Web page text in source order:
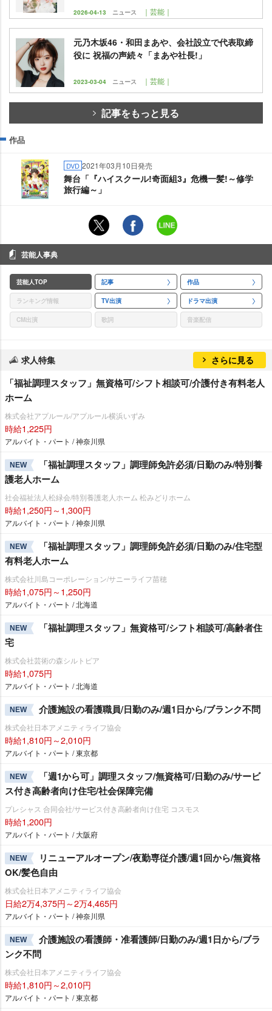
2026-04-13 ニュース ｜芸能｜
元乃木坂46・和田まあや、会社設立で代表取締
役に 祝福の声続々「まあや社長!」
2023-03-04 ニュース ｜芸能｜
記事をもっと見る
作品
DVD 2021年03月10日発売
舞台「『ハイスクール!奇面組3』危機一髪!～修学
旅行編～」
芸能人事典
芸能人TOP 記事 作品
ランキング情報 TV出演 ドラマ出演
CM出演 歌詞 音楽配信
求人特集 さらに見る
「福祉調理スタッフ」無資格可/シフト相談可/介護付き有料老人
ホーム
株式会社アプルール/アプルール横浜いずみ
時給1,225円
アルバイト・パート / 神奈川県
NEW
「福祉調理スタッフ」調理師免許必須/日勤のみ/特別養
護老人ホーム
社会福祉法人松緑会/特別養護老人ホーム 松みどりホーム
時給1,250円～1,300円
アルバイト・パート / 神奈川県
NEW
「福祉調理スタッフ」調理師免許必須/日勤のみ/住宅型
有料老人ホーム
株式会社川島コーポレーション/サニーライフ苗穂
時給1,075円～1,250円
アルバイト・パート / 北海道
NEW
「福祉調理スタッフ」無資格可/シフト相談可/高齢者住
宅
株式会社芸術の森シルトピア
時給1,075円
アルバイト・パート / 北海道
NEW 介護施設の看護職員/日勤のみ/週1日から/ブランク不問
株式会社日本アメニティライフ協会
時給1,810円～2,010円
アルバイト・パート / 東京都
NEW
「週1から可」調理スタッフ/無資格可/日勤のみ/サービ
ス付き高齢者向け住宅/社会保障完備
プレシャス 合同会社/サービス付き高齢者向け住宅 コスモス
時給1,200円
アルバイト・パート / 大阪府
NEW
リニューアルオープン/夜勤専従介護/週1回から/無資格
OK/髪色自由
株式会社日本アメニティライフ協会
日給2万4,375円～2万4,465円
アルバイト・パート / 神奈川県
NEW
介護施設の看護師・准看護師/日勤のみ/週1日から/ブラ
ンク不問
株式会社日本アメニティライフ協会
時給1,810円～2,010円
アルバイト・パート / 東京都